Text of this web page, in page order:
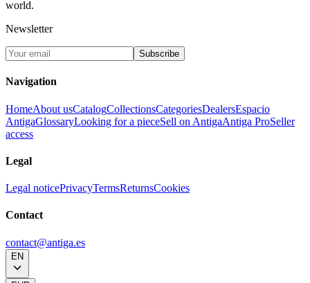
world.
Newsletter
Subscribe
Navigation
HomeAbout usCatalogCollectionsCategoriesDealersEspacio
AntigaGlossaryLooking for a pieceSell on AntigaAntiga ProSeller
access
Legal
Legal noticePrivacyTermsReturnsCookies
Contact
contact@antiga.es
EN